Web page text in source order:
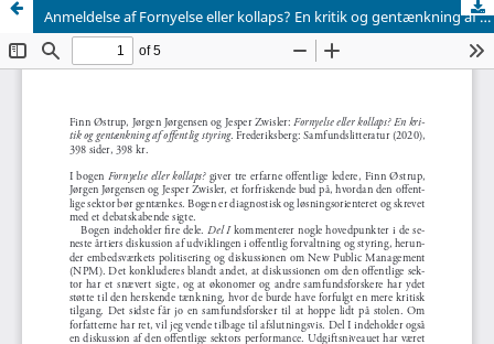
Anmeldelse af Fornyelse eller kollaps? En kritik og gentænkning af offentlig styring